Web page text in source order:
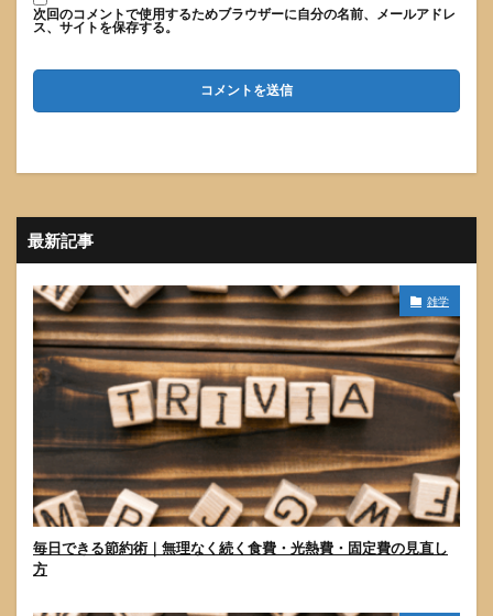
次回のコメントで使用するためブラウザーに自分の名前、メールアドレ
ス、サイトを保存する。
最新記事
雑学
毎日できる節約術｜無理なく続く食費・光熱費・固定費の見直し
方